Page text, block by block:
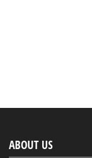
ABOUT US